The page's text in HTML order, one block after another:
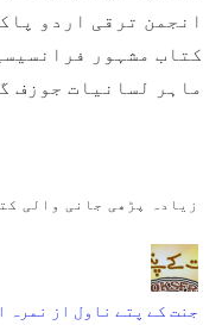
انجمن ترقی اردو
کتاب مشہور
ماہر لسانیات جوزف
زیادہ پڑھی جانی والی
جنت کے پتے ناول از نمرہ